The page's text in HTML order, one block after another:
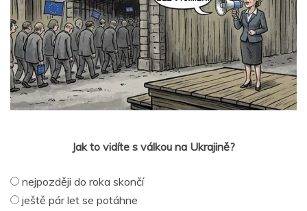
Jak to vidíte s válkou na Ukrajině?
nejpozději do roka skončí
ještě pár let se potáhne